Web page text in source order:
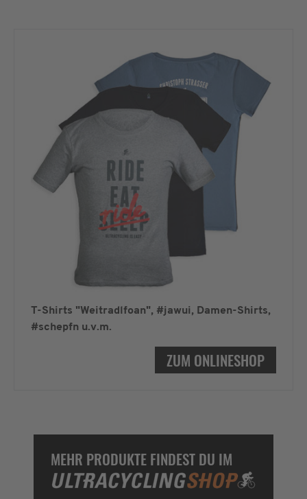
T-Shirts "Weitradlfoan", #jawui, Damen-Shirts,
#schepfn u.v.m.
ZUM ONLINESHOP
MEHR PRODUKTE FINDEST DU IM